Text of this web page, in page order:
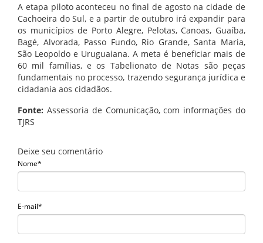
A etapa piloto aconteceu no final de agosto na cidade de
Cachoeira do Sul, e a partir de outubro irá expandir para
os municípios de Porto Alegre, Pelotas, Canoas, Guaíba,
Bagé, Alvorada, Passo Fundo, Rio Grande, Santa Maria,
São Leopoldo e Uruguaiana. A meta é beneficiar mais de
60 mil famílias, e os Tabelionato de Notas são peças
fundamentais no processo, trazendo segurança jurídica e
cidadania aos cidadãos.
Fonte: Assessoria de Comunicação, com informações do
TJRS
Deixe seu comentário
Nome*
E-mail*